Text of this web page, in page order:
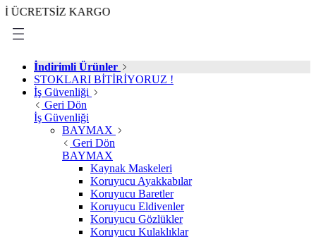
KARGO
İndirimli Ürünler
STOKLARI BİTİRİYORUZ !
İş Güvenliği
Geri Dön
İş Güvenliği
BAYMAX
Geri Dön
BAYMAX
Kaynak Maskeleri
Koruyucu Ayakkabılar
Koruyucu Baretler
Koruyucu Eldivenler
Koruyucu Gözlükler
Koruyucu Kulaklıklar